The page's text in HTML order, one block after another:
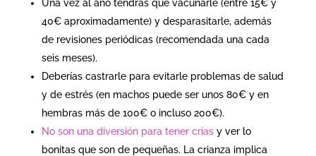
Una vez al año tendrás que vacunarle (entre 15€ y
40€ aproximadamente) y desparasitarle, además
de revisiones periódicas (recomendada una cada
seis meses).
Deberías castrarle para evitarle problemas de salud
y de estrés (en machos puede ser unos 80€ y en
hembras más de 100€ o incluso 200€).
No son una diversión para tener críasy ver lo
bonitas que son de pequeñas. La crianza implica